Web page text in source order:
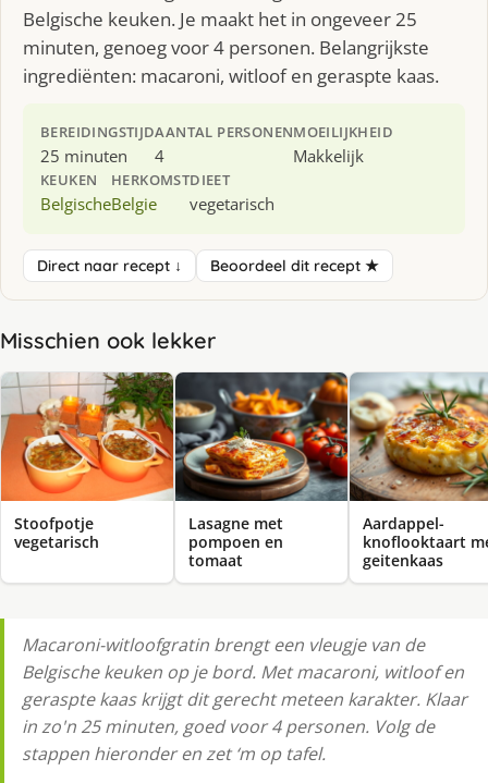
Belgische keuken. Je maakt het in ongeveer 25
minuten, genoeg voor 4 personen. Belangrijkste
ingrediënten: macaroni, witloof en geraspte kaas.
BEREIDINGSTIJD
25 minuten
AANTAL PERSONEN
4
MOEILIJKHEID
Makkelijk
KEUKEN
Belgische
HERKOMST
Belgie
DIEET
vegetarisch
Direct naar recept ↓ Beoordeel dit recept ★
Misschien ook lekker
Stoofpotje
vegetarisch
Lasagne met
pompoen en
tomaat
Aardappel-
knoflooktaart
geitenkaas
Macaroni-witloofgratin brengt een vleugje van de
Belgische keuken op je bord. Met macaroni, witloof en
geraspte kaas krijgt dit gerecht meteen karakter. Klaar
in zo'n 25 minuten, goed voor 4 personen. Volg de
stappen hieronder en zet ‘m op tafel.